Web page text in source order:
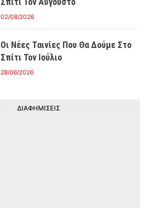
02/08/2026
Οι Νέες Ταινίες Που Θα Δούμε Στο
Σπίτι Τον Ιούλιο
28/06/2026
ΔΙΑΦΗΜΙΣΕΙΣ